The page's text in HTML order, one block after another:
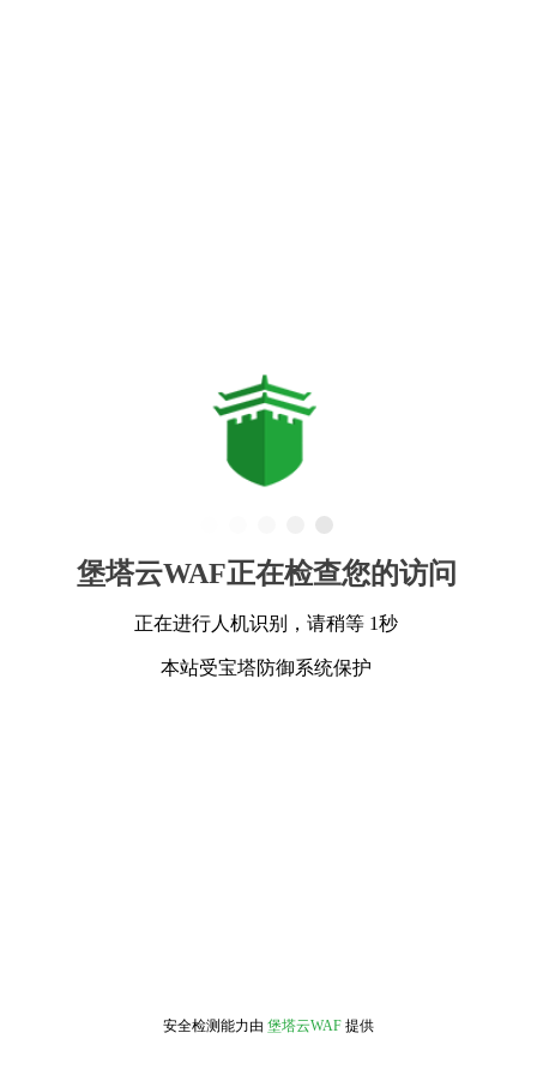
堡塔云WAF正在检查您的访问
正在进行人机识别，请稍等 1秒
本站受宝塔防御系统保护
安全检测能力由 堡塔云WAF 提供